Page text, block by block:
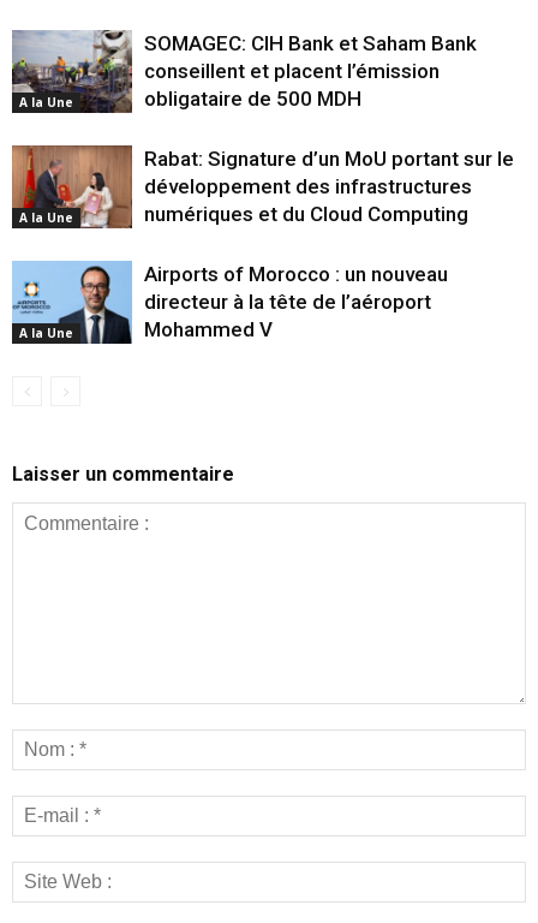
A la Une
SOMAGEC: CIH Bank et Saham Bank
conseillent et placent l’émission
obligataire de 500 MDH
A la Une
Rabat: Signature d’un MoU portant sur le
développement des infrastructures
numériques et du Cloud Computing
A la Une
Airports of Morocco : un nouveau
directeur à la tête de l’aéroport
Mohammed V
Laisser un commentaire